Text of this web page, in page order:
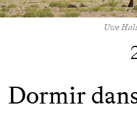
Uwe
Dormir